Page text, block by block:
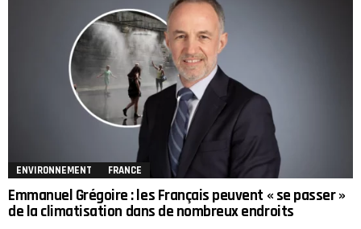
ENVIRONNEMENT FRANCE
Emmanuel Grégoire : les Français peuvent « se passer »
de la climatisation dans de nombreux endroits